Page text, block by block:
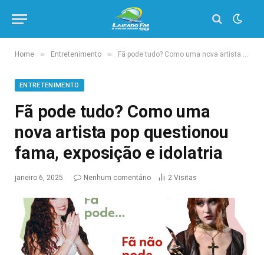
Home » Entretenimento » Fã pode tudo? Como uma nova artista pop questionou fama, exposição e idolatria
ENTRETENIMENTO
Fã pode tudo? Como uma
nova artista pop questionou
fama, exposição e idolatria
janeiro 6, 2025 Nenhum comentário 2 Visitas